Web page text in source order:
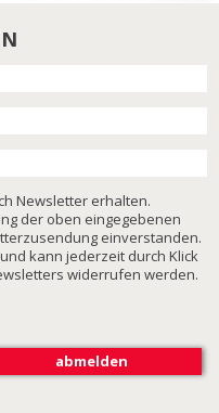
Newsletter erhalten.
der oben eingegebenen
einverstanden.
kann jederzeit durch Klick
widerrufen werden.